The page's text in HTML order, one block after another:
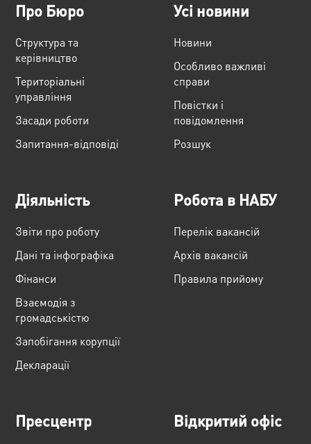
Про Бюро
Структура та
керівництво
Територіальні
управління
Засади роботи
Запитання-відповіді
Усі новини
Новини
Особливо важливі
справи
Повістки і
повідомлення
Розшук
Діяльність
Звіти про роботу
Дані та інфографіка
Фінанси
Взаємодія з
громадськістю
Запобігання корупції
Декларації
Робота в НАБУ
Перелік вакансій
Архів вакансій
Правила прийому
Пресцентр Відкритий офіс